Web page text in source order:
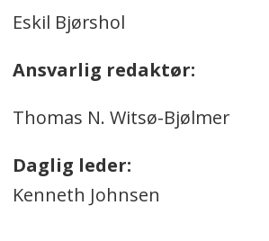
Eskil Bjørshol
Ansvarlig redaktør:
Thomas N. Witsø-Bjølmer
Daglig leder:
Kenneth Johnsen